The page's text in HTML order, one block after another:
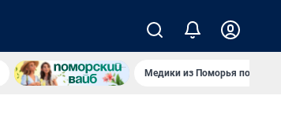
Медики из Поморья поехали